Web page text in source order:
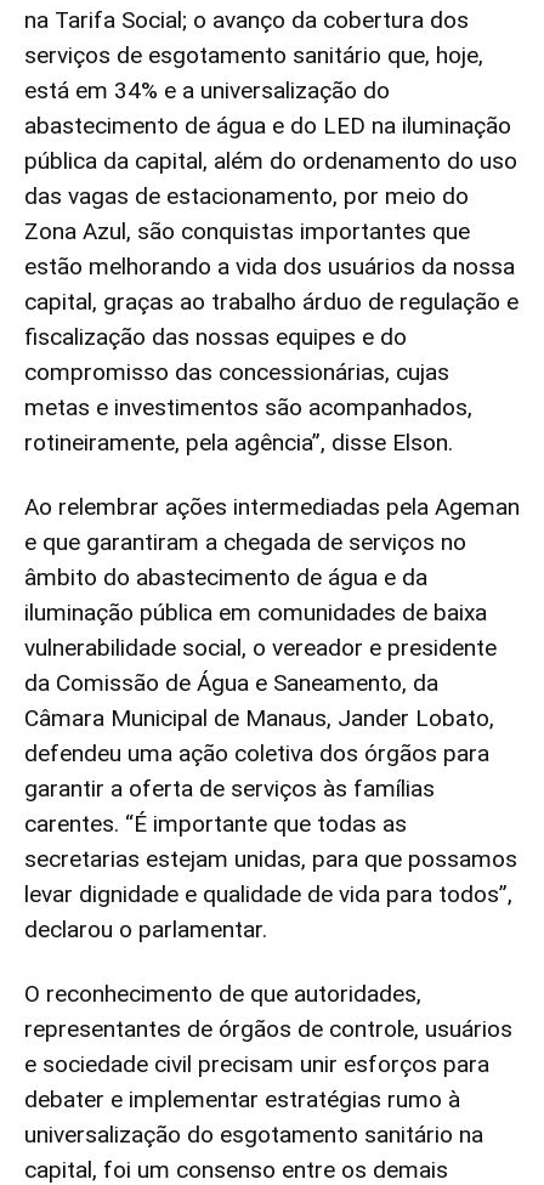
na Tarifa Social; o avanço da cobertura dos
serviços de esgotamento sanitário que, hoje,
está em 34% e a universalização do
abastecimento de água e do LED na iluminação
pública da capital, além do ordenamento do uso
das vagas de estacionamento, por meio do
Zona Azul, são conquistas importantes que
estão melhorando a vida dos usuários da nossa
capital, graças ao trabalho árduo de regulação e
fiscalização das nossas equipes e do
compromisso das concessionárias, cujas
metas e investimentos são acompanhados,
rotineiramente, pela agência”, disse Elson.
Ao relembrar ações intermediadas pela Ageman
e que garantiram a chegada de serviços no
âmbito do abastecimento de água e da
iluminação pública em comunidades de baixa
vulnerabilidade social, o vereador e presidente
da Comissão de Água e Saneamento, da
Câmara Municipal de Manaus, Jander Lobato,
defendeu uma ação coletiva dos órgãos para
garantir a oferta de serviços às famílias
carentes. “É importante que todas as
secretarias estejam unidas, para que possamos
levar dignidade e qualidade de vida para todos”,
declarou o parlamentar.
O reconhecimento de que autoridades,
representantes de órgãos de controle, usuários
e sociedade civil precisam unir esforços para
debater e implementar estratégias rumo à
universalização do esgotamento sanitário na
capital, foi um consenso entre os demais